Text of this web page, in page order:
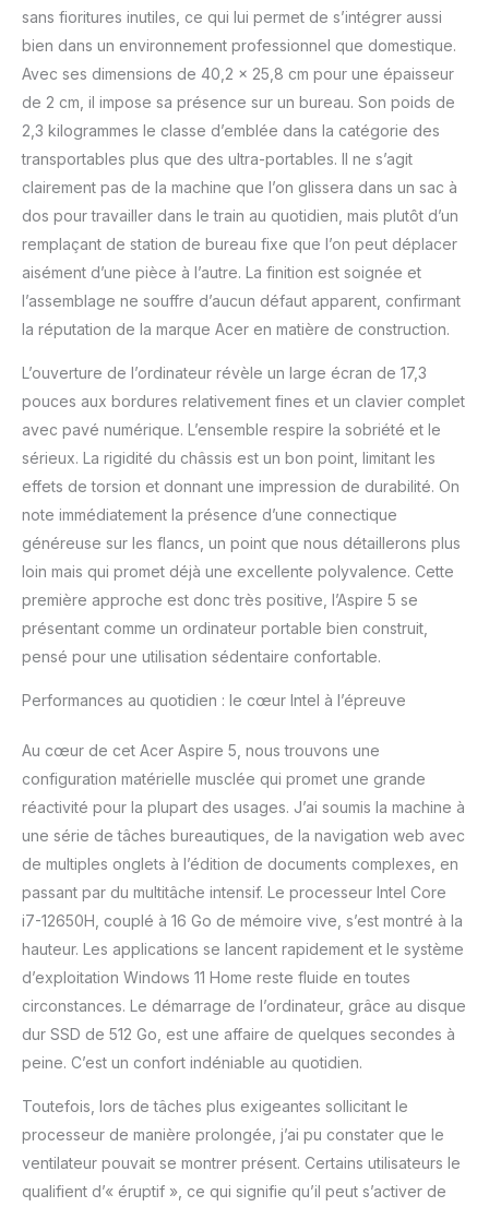
Résolution d'affichage : 1
920 x 1 080 pixels
WEBCAM : webcam HD
Connexions : 1 x HDMI,
Thunderbolt 4 via USB
Type-C, 4 x USB 3.2 (1 x
Type-A Gen.1 (1 x avec
chargement USB Power-
Off)), 1 x Ethernet/LAN, 1
x port audio, sans fil :
Bluetooth 5.2, Wi-Fi
Autonomie de la batterie
: jusqu'à 6 heures (basé
sur le test MobileMark
Li-ion (3 cellules / 48,5
Wh) Domaine
d'application : grâce aux
nombreuses fonctions
du Acer aspire, vous
pouvez effectuer
d'innombrables tâches.
Avec les derniers
les cartes graphiques
NVIDIA existantes en
fonction du modèle, vous
découvrirez un
poursuivre vos passions.
Acer Aspire 5, bloc
d'alimentation clavier :
lumineux, pavé
numérique, disposition
QWERTZ | Pavé tactile
sans fioritures inutiles, ce qui lui permet de s’intégrer aussi
bien dans un environnement professionnel que domestique.
Avec ses dimensions de 40,2 x 25,8 cm pour une épaisseur
de 2 cm, il impose sa présence sur un bureau. Son poids de
2,3 kilogrammes le classe d’emblée dans la catégorie des
transportables plus que des ultra-portables. Il ne s’agit
clairement pas de la machine que l’on glissera dans un sac à
dos pour travailler dans le train au quotidien, mais plutôt d’un
remplaçant de station de bureau fixe que l’on peut déplacer
aisément d’une pièce à l’autre. La finition est soignée et
l’assemblage ne souffre d’aucun défaut apparent, confirmant
la réputation de la marque Acer en matière de construction.
L’ouverture de l’ordinateur révèle un large écran de 17,3
pouces aux bordures relativement fines et un clavier complet
avec pavé numérique. L’ensemble respire la sobriété et le
sérieux. La rigidité du châssis est un bon point, limitant les
effets de torsion et donnant une impression de durabilité. On
note immédiatement la présence d’une connectique
généreuse sur les flancs, un point que nous détaillerons plus
loin mais qui promet déjà une excellente polyvalence. Cette
première approche est donc très positive, l’Aspire 5 se
présentant comme un ordinateur portable bien construit,
pensé pour une utilisation sédentaire confortable.
Performances au quotidien : le cœur Intel à l’épreuve
Au cœur de cet Acer Aspire 5, nous trouvons une
configuration matérielle musclée qui promet une grande
réactivité pour la plupart des usages. J’ai soumis la machine à
une série de tâches bureautiques, de la navigation web avec
de multiples onglets à l’édition de documents complexes, en
passant par du multitâche intensif. Le processeur Intel Core
i7-12650H, couplé à 16 Go de mémoire vive, s’est montré à la
hauteur. Les applications se lancent rapidement et le système
d’exploitation Windows 11 Home reste fluide en toutes
circonstances. Le démarrage de l’ordinateur, grâce au disque
dur SSD de 512 Go, est une affaire de quelques secondes à
peine. C’est un confort indéniable au quotidien.
Toutefois, lors de tâches plus exigeantes sollicitant le
processeur de manière prolongée, j’ai pu constater que le
ventilateur pouvait se montrer présent. Certains utilisateurs le
qualifient d’« éruptif », ce qui signifie qu’il peut s’activer de